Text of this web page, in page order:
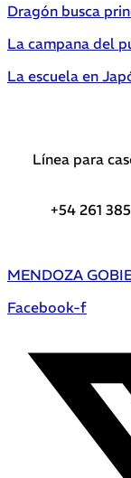
Dragón busca
La campana del
La escuela en
Línea para
+54 261
MENDOZA
Facebook-f